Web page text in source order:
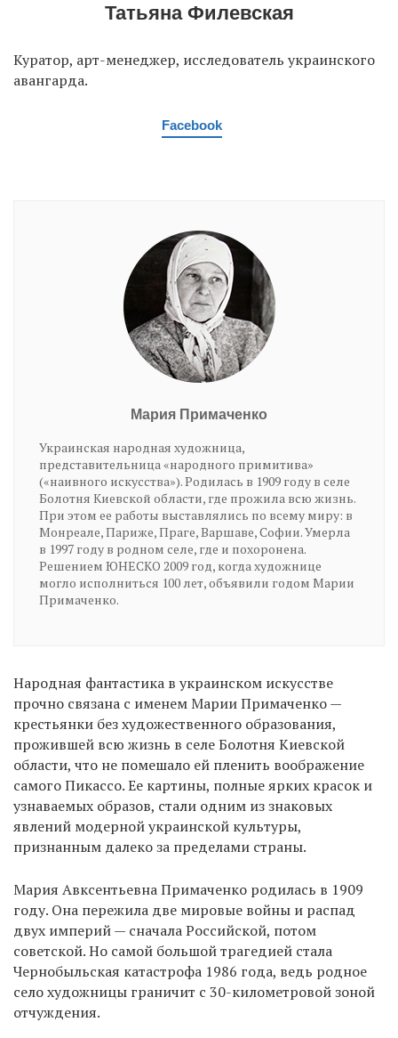
Татьяна Филевская
Куратор, арт-менеджер, исследователь украинского
авангарда.
Facebook
Мария Примаченко
Украинская народная художница,
представительница «народного примитива»
(«наивного искусства»). Родилась в 1909 году в селе
Болотня Киевской области, где прожила всю жизнь.
При этом ее работы выставлялись по всему миру: в
Монреале, Париже, Праге, Варшаве, Софии. Умерла
в 1997 году в родном селе, где и похоронена.
Решением ЮНЕСКО 2009 год, когда художнице
могло исполниться 100 лет, объявили годом Марии
Примаченко.
Народная фантастика в украинском искусстве
прочно связана с именем Марии Примаченко —
крестьянки без художественного образования,
прожившей всю жизнь в селе Болотня Киевской
области, что не помешало ей пленить воображение
самого Пикассо. Ее картины, полные ярких красок и
узнаваемых образов, стали одним из знаковых
явлений модерной украинской культуры,
признанным далеко за пределами страны.
Мария Авксентьевна Примаченко родилась в 1909
году. Она пережила две мировые войны и распад
двух империй — сначала Российской, потом
советской. Но самой большой трагедией стала
Чернобыльская катастрофа 1986 года, ведь родное
село художницы граничит с 30-километровой зоной
отчуждения.